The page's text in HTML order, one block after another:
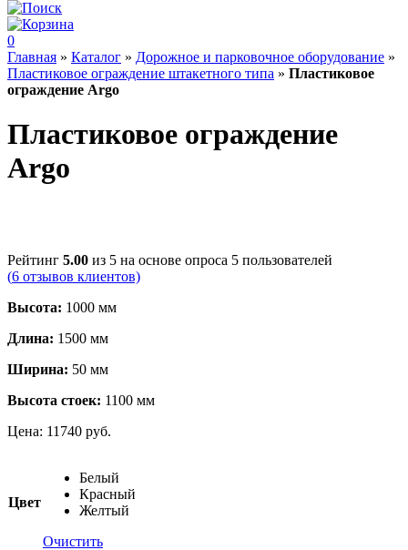
0
Главная » Каталог » Дорожное и парковочное оборудование »
Пластиковое ограждение штакетного типа » Пластиковое
ограждение Argo
Пластиковое ограждение
Argo
Рейтинг 5.00 из 5 на основе опроса 5 пользователей
(6 отзывов клиентов)
Высота: 1000 мм
Длина: 1500 мм
Ширина: 50 мм
Высота стоек: 1100 мм
Цена: 11740 руб.
Цвет
Белый
Красный
Желтый
Очистить